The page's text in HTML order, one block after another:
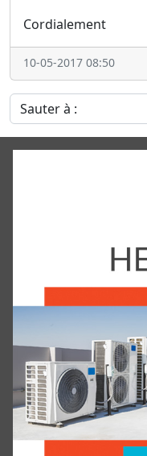
Cordialement
10-05-2017 08:50
Sauter à :